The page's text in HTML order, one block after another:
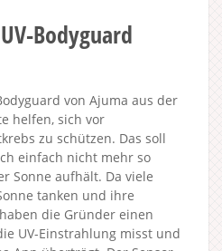
Bodyguard
von Ajuma aus der
helfen, sich vor
zu schützen. Das soll
einfach nicht mehr so
Sonne aufhält. Da viele
tanken und ihre
die Gründer einen
UV-Einstrahlung misst und